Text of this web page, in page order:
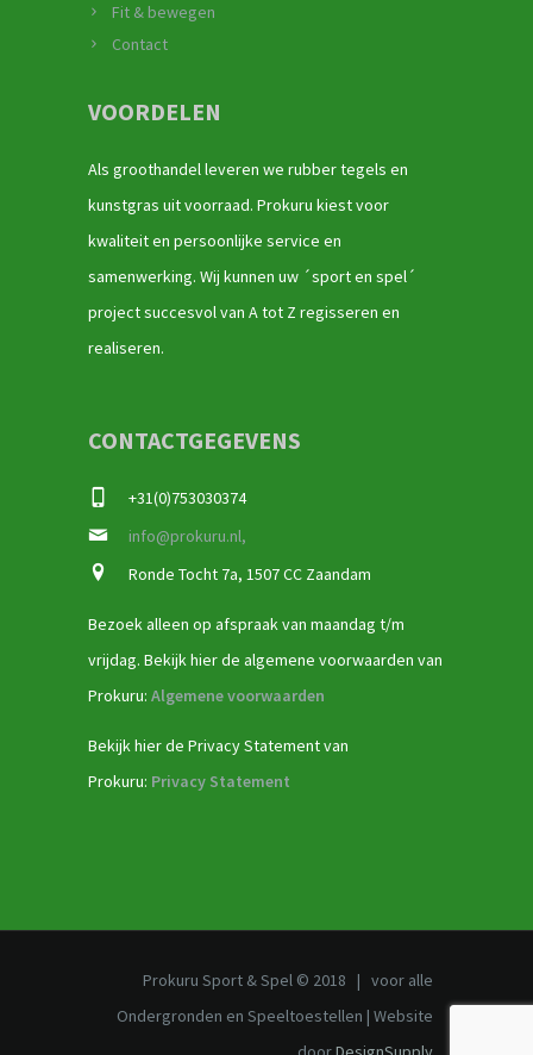
Fit & bewegen
Contact
VOORDELEN
Als groothandel leveren we rubber tegels en
kunstgras uit voorraad. Prokuru kiest voor
kwaliteit en persoonlijke service en
samenwerking. Wij kunnen uw ´sport en spel´
project succesvol van A tot Z regisseren en
realiseren.
CONTACTGEGEVENS
+31(0)753030374
info@prokuru.nl,
Ronde Tocht 7a, 1507 CC Zaandam
Bezoek alleen op afspraak van maandag t/m
vrijdag. Bekijk hier de algemene voorwaarden van
Prokuru: Algemene voorwaarden
Bekijk hier de Privacy Statement van
Prokuru: Privacy Statement
Prokuru Sport & Spel © 2018 | voor alle
Ondergronden en Speeltoestellen | Website